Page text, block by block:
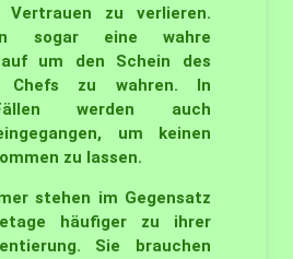
Vertrauen zu verlieren.
sogar eine wahre
um den Schein des
Chefs zu wahren. In
werden auch
um keinen
zu lassen.
stehen im Gegensatz
häufiger zu ihrer
Sie brauchen